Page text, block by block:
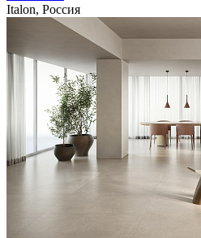
Italon, Россия